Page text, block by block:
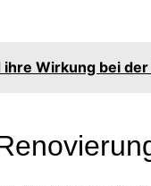
ihre Wirkung bei